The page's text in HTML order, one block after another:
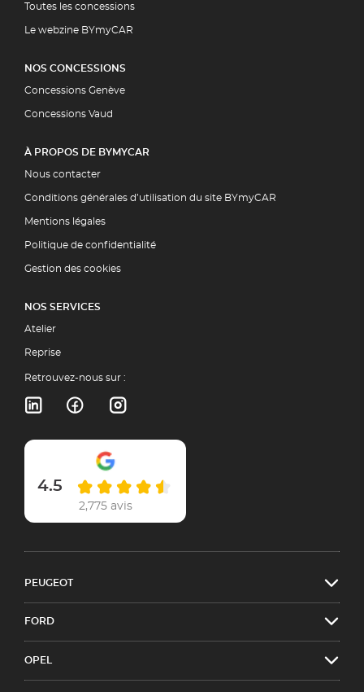
Toutes les concessions
Le webzine BYmyCAR
NOS CONCESSIONS
Concessions Genève
Concessions Vaud
À PROPOS DE BYMYCAR
Nous contacter
Conditions générales d’utilisation du site BYmyCAR
Mentions légales
Politique de confidentialité
Gestion des cookies
NOS SERVICES
Atelier
Reprise
Retrouvez-nous sur :
4.5
2,775 avis
PEUGEOT
FORD
OPEL